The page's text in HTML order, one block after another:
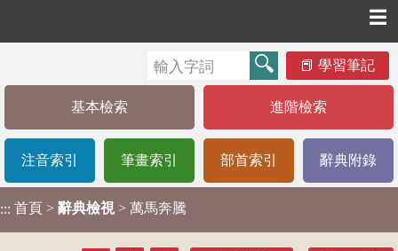
☰
學習筆記
基本檢索 進階檢索
注音索引 筆畫索引 部首索引 辭典附錄
::: 首頁 > 辭典檢視 > 萬馬奔騰